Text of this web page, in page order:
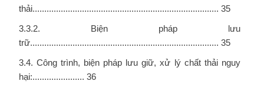
thải............................................................................... 35
3.3.2. Biện pháp lưu
trữ................................................................................ 35
3.4. Công trình, biện pháp lưu giữ, xử lý chất thải nguy
hại:...................... 36